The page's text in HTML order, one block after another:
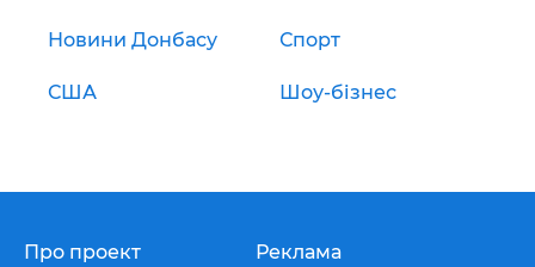
Новини Донбасу Спорт
США Шоу-бізнес
Про проект Реклама